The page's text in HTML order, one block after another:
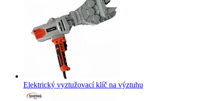
Elektrický vyztužovací klíč na výztuhu